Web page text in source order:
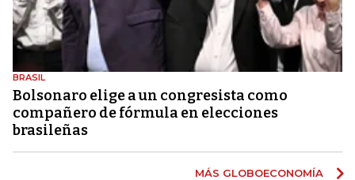
BRASIL
Bolsonaro elige a un congresista como
compañero de fórmula en elecciones
brasileñas
MÁS GLOBOECONOMÍA